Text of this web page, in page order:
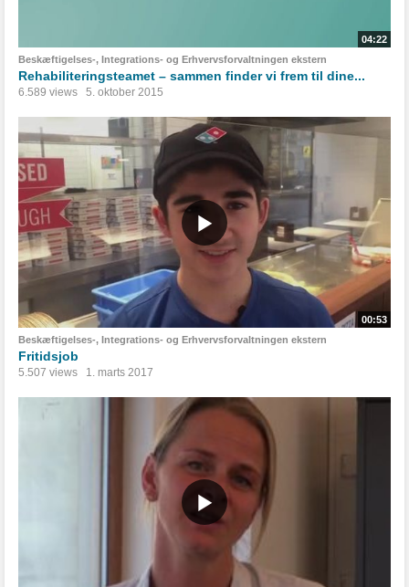
04:22
Beskæftigelses-, Integrations- og Erhvervsforvaltningen ekstern
Rehabiliteringsteamet – sammen finder vi frem til dine...
6.589 views 5. oktober 2015
00:53
Beskæftigelses-, Integrations- og Erhvervsforvaltningen ekstern
Fritidsjob
5.507 views 1. marts 2017